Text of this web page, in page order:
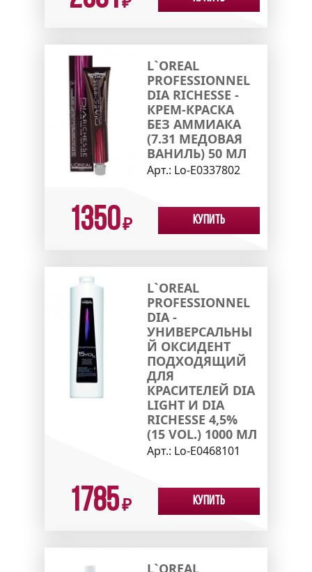
L`OREAL
PROFESSIONNEL
DIA RICHESSE -
КРЕМ-КРАСКА
БЕЗ АММИАКА
(7.31 МЕДОВАЯ
ВАНИЛЬ) 50 МЛ
Арт.: Lo-E0337802
1350₽ Купить
L`OREAL
PROFESSIONNEL
DIA -
УНИВЕРСАЛЬНЫ
Й ОКСИДЕНТ
ПОДХОДЯЩИЙ
ДЛЯ
КРАСИТЕЛЕЙ DIA
LIGHT И DIA
RICHESSE 4,5%
(15 VOL.) 1000 МЛ
Арт.: Lo-E0468101
1785₽ Купить
L`OREAL